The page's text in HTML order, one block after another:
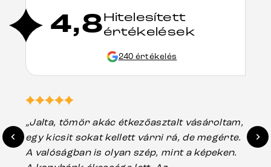
4,8Hitelesített
értékelések
240 értékelés
„Jalta, tömör akác étkezőasztalt vásároltam,
egy kicsit sokat kellett várni rá, de megérte.
A valóságban is olyan szép, mint a képeken.